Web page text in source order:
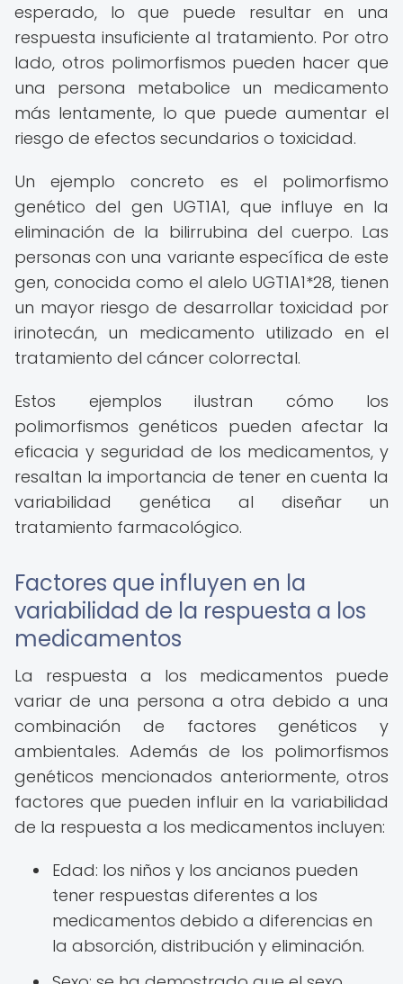
esperado, lo que puede resultar en una
respuesta insuficiente al tratamiento. Por otro
lado, otros polimorfismos pueden hacer que
una persona metabolice un medicamento
más lentamente, lo que puede aumentar el
riesgo de efectos secundarios o toxicidad.
Un ejemplo concreto es el polimorfismo
genético del gen UGT1A1, que influye en la
eliminación de la bilirrubina del cuerpo. Las
personas con una variante específica de este
gen, conocida como el alelo UGT1A1*28, tienen
un mayor riesgo de desarrollar toxicidad por
irinotecán, un medicamento utilizado en el
tratamiento del cáncer colorrectal.
Estos ejemplos ilustran cómo los
polimorfismos genéticos pueden afectar la
eficacia y seguridad de los medicamentos, y
resaltan la importancia de tener en cuenta la
variabilidad genética al diseñar un
tratamiento farmacológico.
Factores que influyen en la
variabilidad de la respuesta a los
medicamentos
La respuesta a los medicamentos puede
variar de una persona a otra debido a una
combinación de factores genéticos y
ambientales. Además de los polimorfismos
genéticos mencionados anteriormente, otros
factores que pueden influir en la variabilidad
de la respuesta a los medicamentos incluyen:
Edad: los niños y los ancianos pueden
tener respuestas diferentes a los
medicamentos debido a diferencias en
la absorción, distribución y eliminación.